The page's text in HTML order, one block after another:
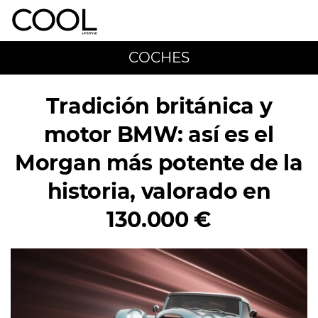
COCHES
Tradición británica y
motor BMW: así es el
Morgan más potente de la
historia, valorado en
130.000 €